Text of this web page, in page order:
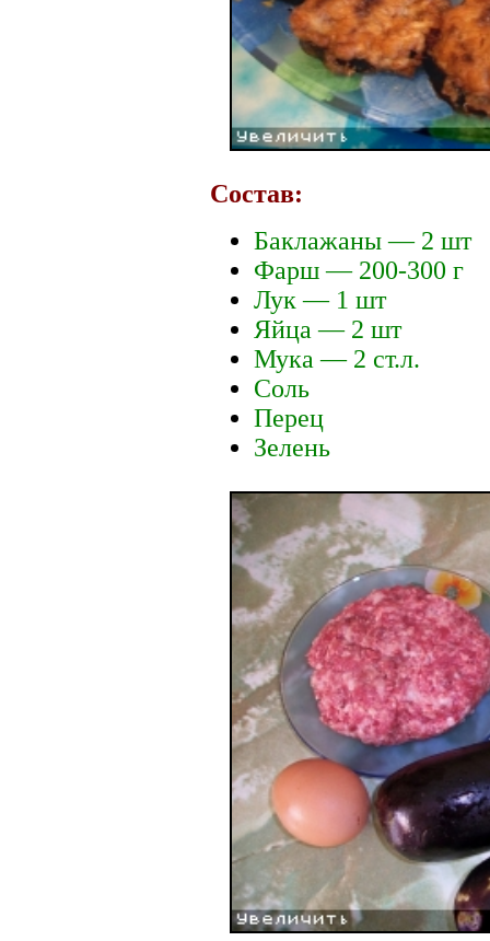
Состав:
Баклажаны — 2 шт
Фарш — 200-300 г
Лук — 1 шт
Яйца — 2 шт
Мука — 2 ст.л.
Соль
Перец
Зелень